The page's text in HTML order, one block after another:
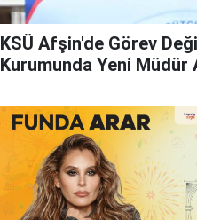
KSÜ Afşin'de Görev
Kurumunda Yeni Müdür